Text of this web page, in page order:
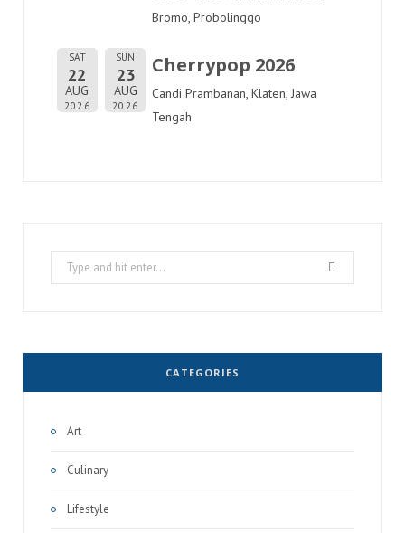
Bromo, Probolinggo
SAT
22
AUG
2026
SUN
23
AUG
2026
Cherrypop 2026
Candi Prambanan, Klaten, Jawa
Tengah
Search
for:
CATEGORIES
Art
Culinary
Lifestyle